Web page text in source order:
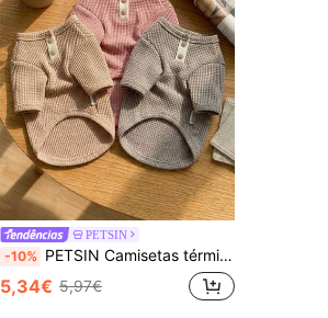
PETSIN
-10% PETSIN Camisetas térmicas versáteis para cães, gatos, bichons frisés, yorkshire terriers, pomerânias e outras raças pequenas - Roupas para animais de estimação
5,34€ 5,97€